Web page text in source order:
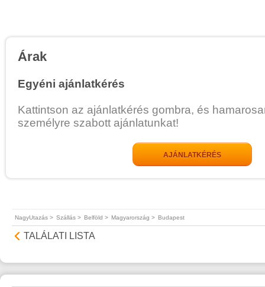
Árak
Egyéni ajánlatkérés
Kattintson az ajánlatkérés gombra, és
személyre szabott ajánlatunkat!
AJÁNLATKÉRÉS
NagyUtazás > Szállás > Belföld > Magyarország > Budapest
TALÁLATI LISTA